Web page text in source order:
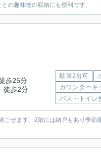
の趣味物の収納にも便利です。
歩25分
徒歩2分
駐車2台可
カウンターキ
バス・トイレ
せます。2階には納戸もあり季節